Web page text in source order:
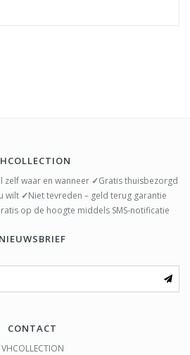
zelf waar en wanneer ✓Gratis thuisbezorgd
wilt ✓Niet tevreden – geld terug garantie
op de hoogte middels SMS-notificatie
NIEUWSBRIEF
CONTACT
VHCOLLECTION